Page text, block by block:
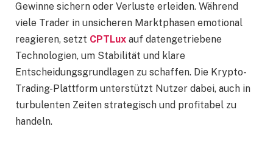
Gewinne sichern oder Verluste erleiden. Während
viele Trader in unsicheren Marktphasen emotional
reagieren, setzt CPTLux auf datengetriebene
Technologien, um Stabilität und klare
Entscheidungsgrundlagen zu schaffen. Die Krypto-
Trading-Plattform unterstützt Nutzer dabei, auch in
turbulenten Zeiten strategisch und profitabel zu
handeln.